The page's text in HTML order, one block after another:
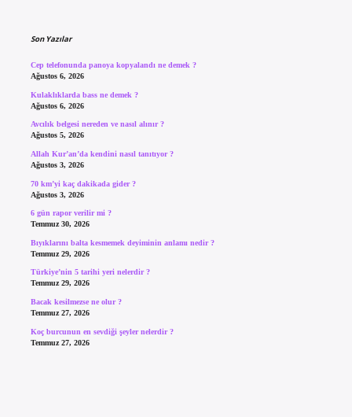
Son Yazılar
Cep telefonunda panoya kopyalandı ne demek ?
Ağustos 6, 2026
Kulaklıklarda bass ne demek ?
Ağustos 6, 2026
Avcılık belgesi nereden ve nasıl alınır ?
Ağustos 5, 2026
Allah Kur’an’da kendini nasıl tanıtıyor ?
Ağustos 3, 2026
70 km’yi kaç dakikada gider ?
Ağustos 3, 2026
6 gün rapor verilir mi ?
Temmuz 30, 2026
Bıyıklarını balta kesmemek deyiminin anlamı nedir ?
Temmuz 29, 2026
Türkiye’nin 5 tarihi yeri nelerdir ?
Temmuz 29, 2026
Bacak kesilmezse ne olur ?
Temmuz 27, 2026
Koç burcunun en sevdiği şeyler nelerdir ?
Temmuz 27, 2026